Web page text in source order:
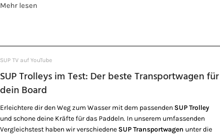
Mehr lesen
SUP TV auf YouTube
SUP Trolleys im Test: Der beste Transportwagen für
dein Board
Erleichtere dir den Weg zum Wasser mit dem passenden SUP Trolley
und schone deine Kräfte für das Paddeln. In unserem umfassenden
Vergleichstest haben wir verschiedene SUP Transportwagen unter die